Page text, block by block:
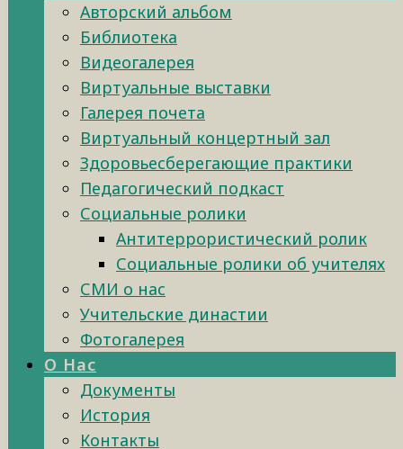
Авторский альбом
Библиотека
Видеогалерея
Виртуальные выставки
Галерея почета
Виртуальный концертный зал
Здоровьесберегающие практики
Педагогический подкаст
Социальные ролики
Антитеррористический ролик
Социальные ролики об учителях
СМИ о нас
Учительские династии
Фотогалерея
О Нас
Документы
История
Контакты